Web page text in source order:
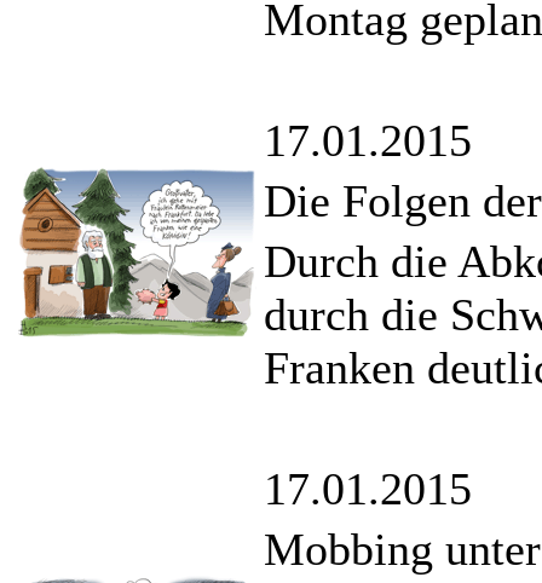
Montag
17.01.2015
Die Folgen
Durch die
durch die
Franken
17.01.2015
Mobbing